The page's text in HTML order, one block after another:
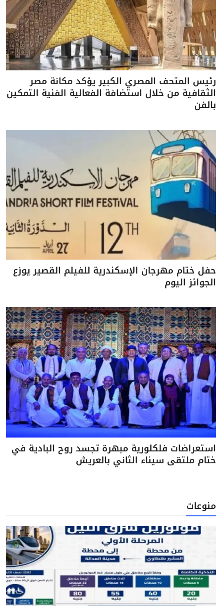
رئيس المتحف المصري الكبير يؤكد مكانة مصر
الثقافية من خلال استضافة الفعالية الفنية التمكين
بالفن
حفل ختام مهرجان الإسكندرية للفيلم القصير يوزع
الجوائز اليوم
استعراضات فلكلورية مبهرة تجسد روح البادية في
ختام ملتقى سيناء الثاني بالعريش
منوعات